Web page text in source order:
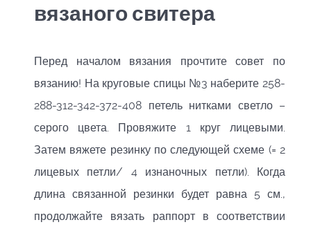
вязаного свитера
Перед началом вязания прочтите совет по
вязанию! На круговые спицы №3 наберите 258-
288-312-342-372-408 петель нитками светло –
серого цвета. Провяжите 1 круг лицевыми.
Затем вяжете резинку по следующей схеме (= 2
лицевых петли/ 4 изнаночных петли). Когда
длина связанной резинки будет равна 5 см.,
продолжайте вязать раппорт в соответствии